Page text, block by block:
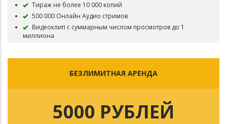
Тираж не более 10 000 копий
500 000 Онлайн Аудио стримов
Видеоклип с суммарным числом просмотров до 1
миллиона
Приобретая данный тип лицензии Вы соглашаетесь с
условиями пользования
БЕЗЛИМИТНАЯ АРЕНДА
5000 РУБЛЕЙ